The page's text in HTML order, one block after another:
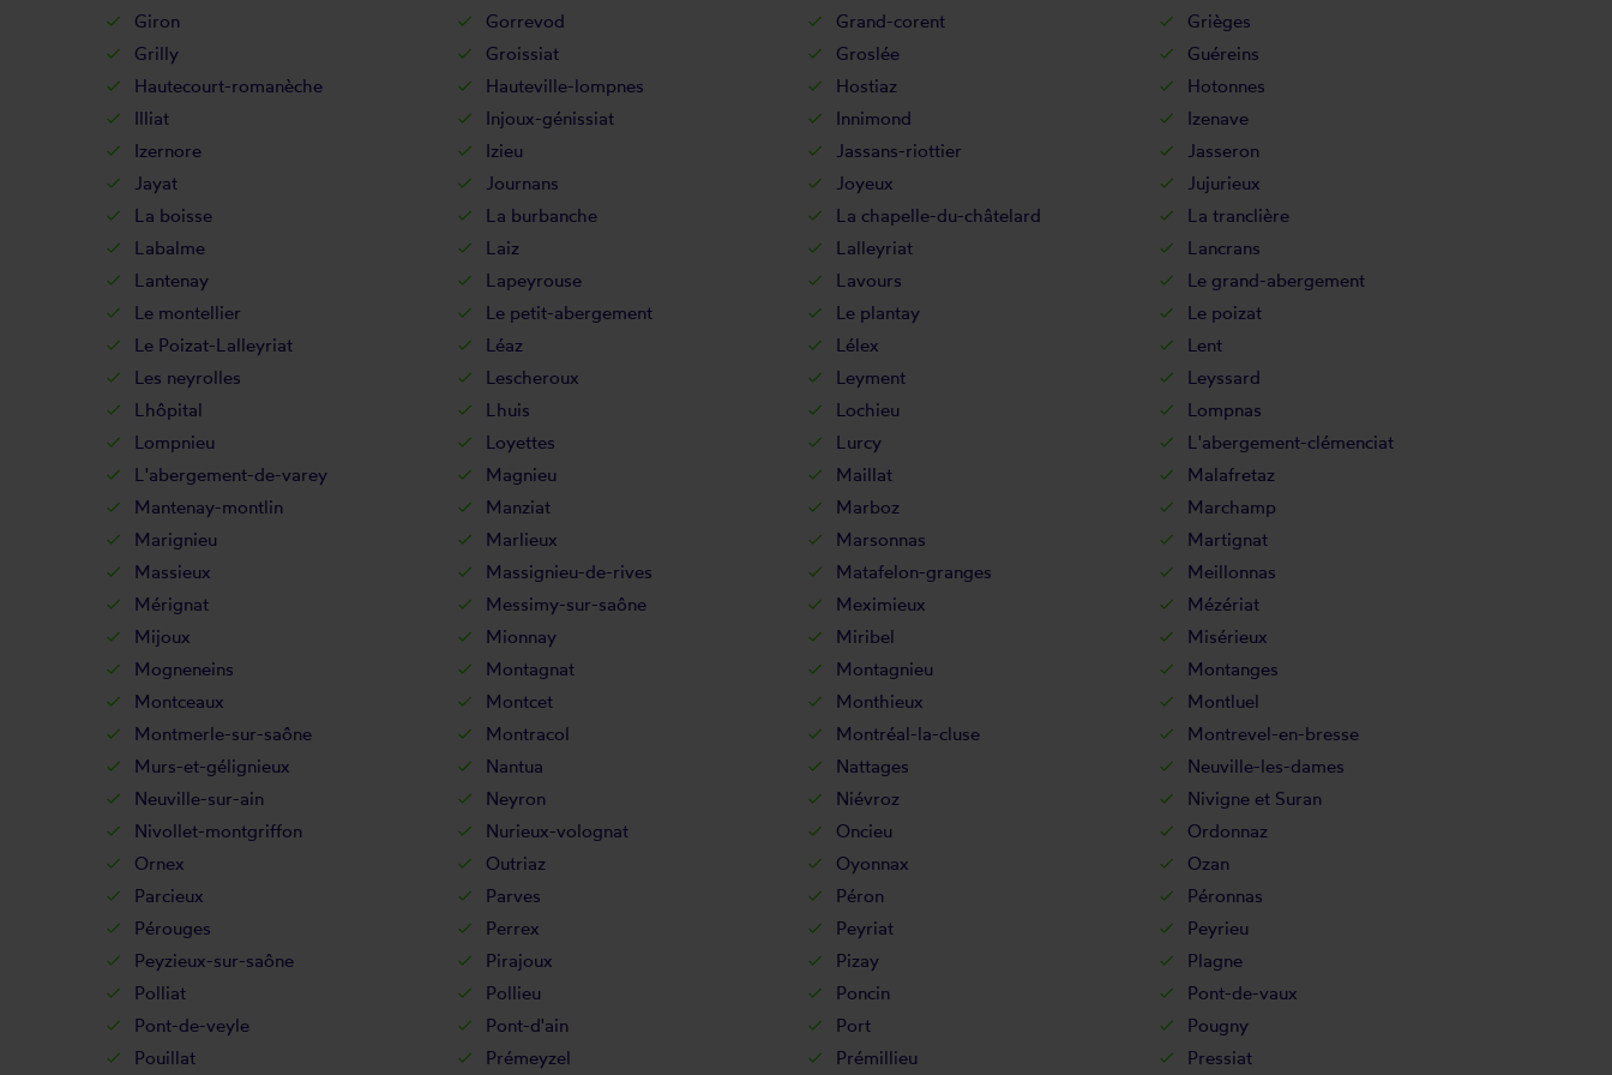
Giron
Gorrevod Grand-corent
Grièges
Grilly
Groissiat Groslée
Guéreins
Hautecourt-romanèche
Hauteville-lompnes Hostiaz
Hotonnes
Illiat
Injoux-génissiat Innimond
Izenave
Izernore
Izieu Jassans-riottier
Jasseron
Jayat
Journans Joyeux
Jujurieux
La boisse
La burbanche La chapelle-du-châtelard
La tranclière
Labalme
Laiz Lalleyriat
Lancrans
Lantenay
Lapeyrouse Lavours
Le grand-abergement
Le montellier
Le petit-abergement Le plantay
Le poizat
Le Poizat-Lalleyriat
Léaz Lélex
Lent
Les neyrolles
Lescheroux Leyment
Leyssard
Lhôpital
Lhuis Lochieu
Lompnas
Lompnieu
Loyettes Lurcy
L'abergement-clémenciat
L'abergement-de-varey
Magnieu Maillat
Malafretaz
Mantenay-montlin
Manziat Marboz
Marchamp
Marignieu
Marlieux Marsonnas
Martignat
Massieux
Massignieu-de-rives Matafelon-granges
Meillonnas
Mérignat
Messimy-sur-saône Meximieux
Mézériat
Mijoux
Mionnay Miribel
Misérieux
Mogneneins
Montagnat Montagnieu
Montanges
Montceaux
Montcet Monthieux
Montluel
Montmerle-sur-saône
Montracol Montréal-la-cluse
Montrevel-en-bresse
Murs-et-gélignieux
Nantua Nattages
Neuville-les-dames
Neuville-sur-ain
Neyron Niévroz
Nivigne et Suran
Nivollet-montgriffon
Nurieux-volognat Oncieu
Ordonnaz
Ornex
Outriaz Oyonnax
Ozan
Parcieux
Parves Péron
Péronnas
Pérouges
Perrex Peyriat
Peyrieu
Peyzieux-sur-saône
Pirajoux Pizay
Plagne
Polliat
Pollieu Poncin
Pont-de-vaux
Pont-de-veyle
Pont-d'ain Port
Pougny
Pouillat
Prémeyzel Prémillieu Pressiat